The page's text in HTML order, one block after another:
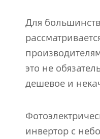
Для
это не
дешевое и
инвертор с